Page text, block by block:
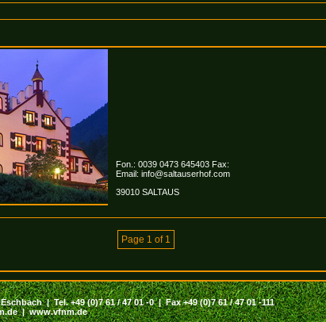
Fon.: 0039 0473 645403 Fax:
Email: info@saltauserhof.com
39010 SALTAUS
Page 1 of 1
| Tel. +49 (0)7 61 / 47 01 -0 | Fax +49 (0)7 61 / 47 01 -111
|www.vfnm.de